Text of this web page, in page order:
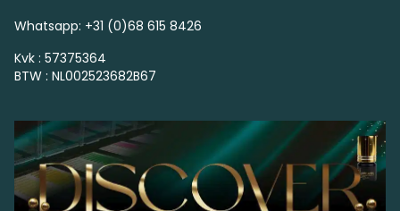
Whatsapp: +31 (0)68 615 8426
Kvk : 57375364
BTW : NL002523682B67